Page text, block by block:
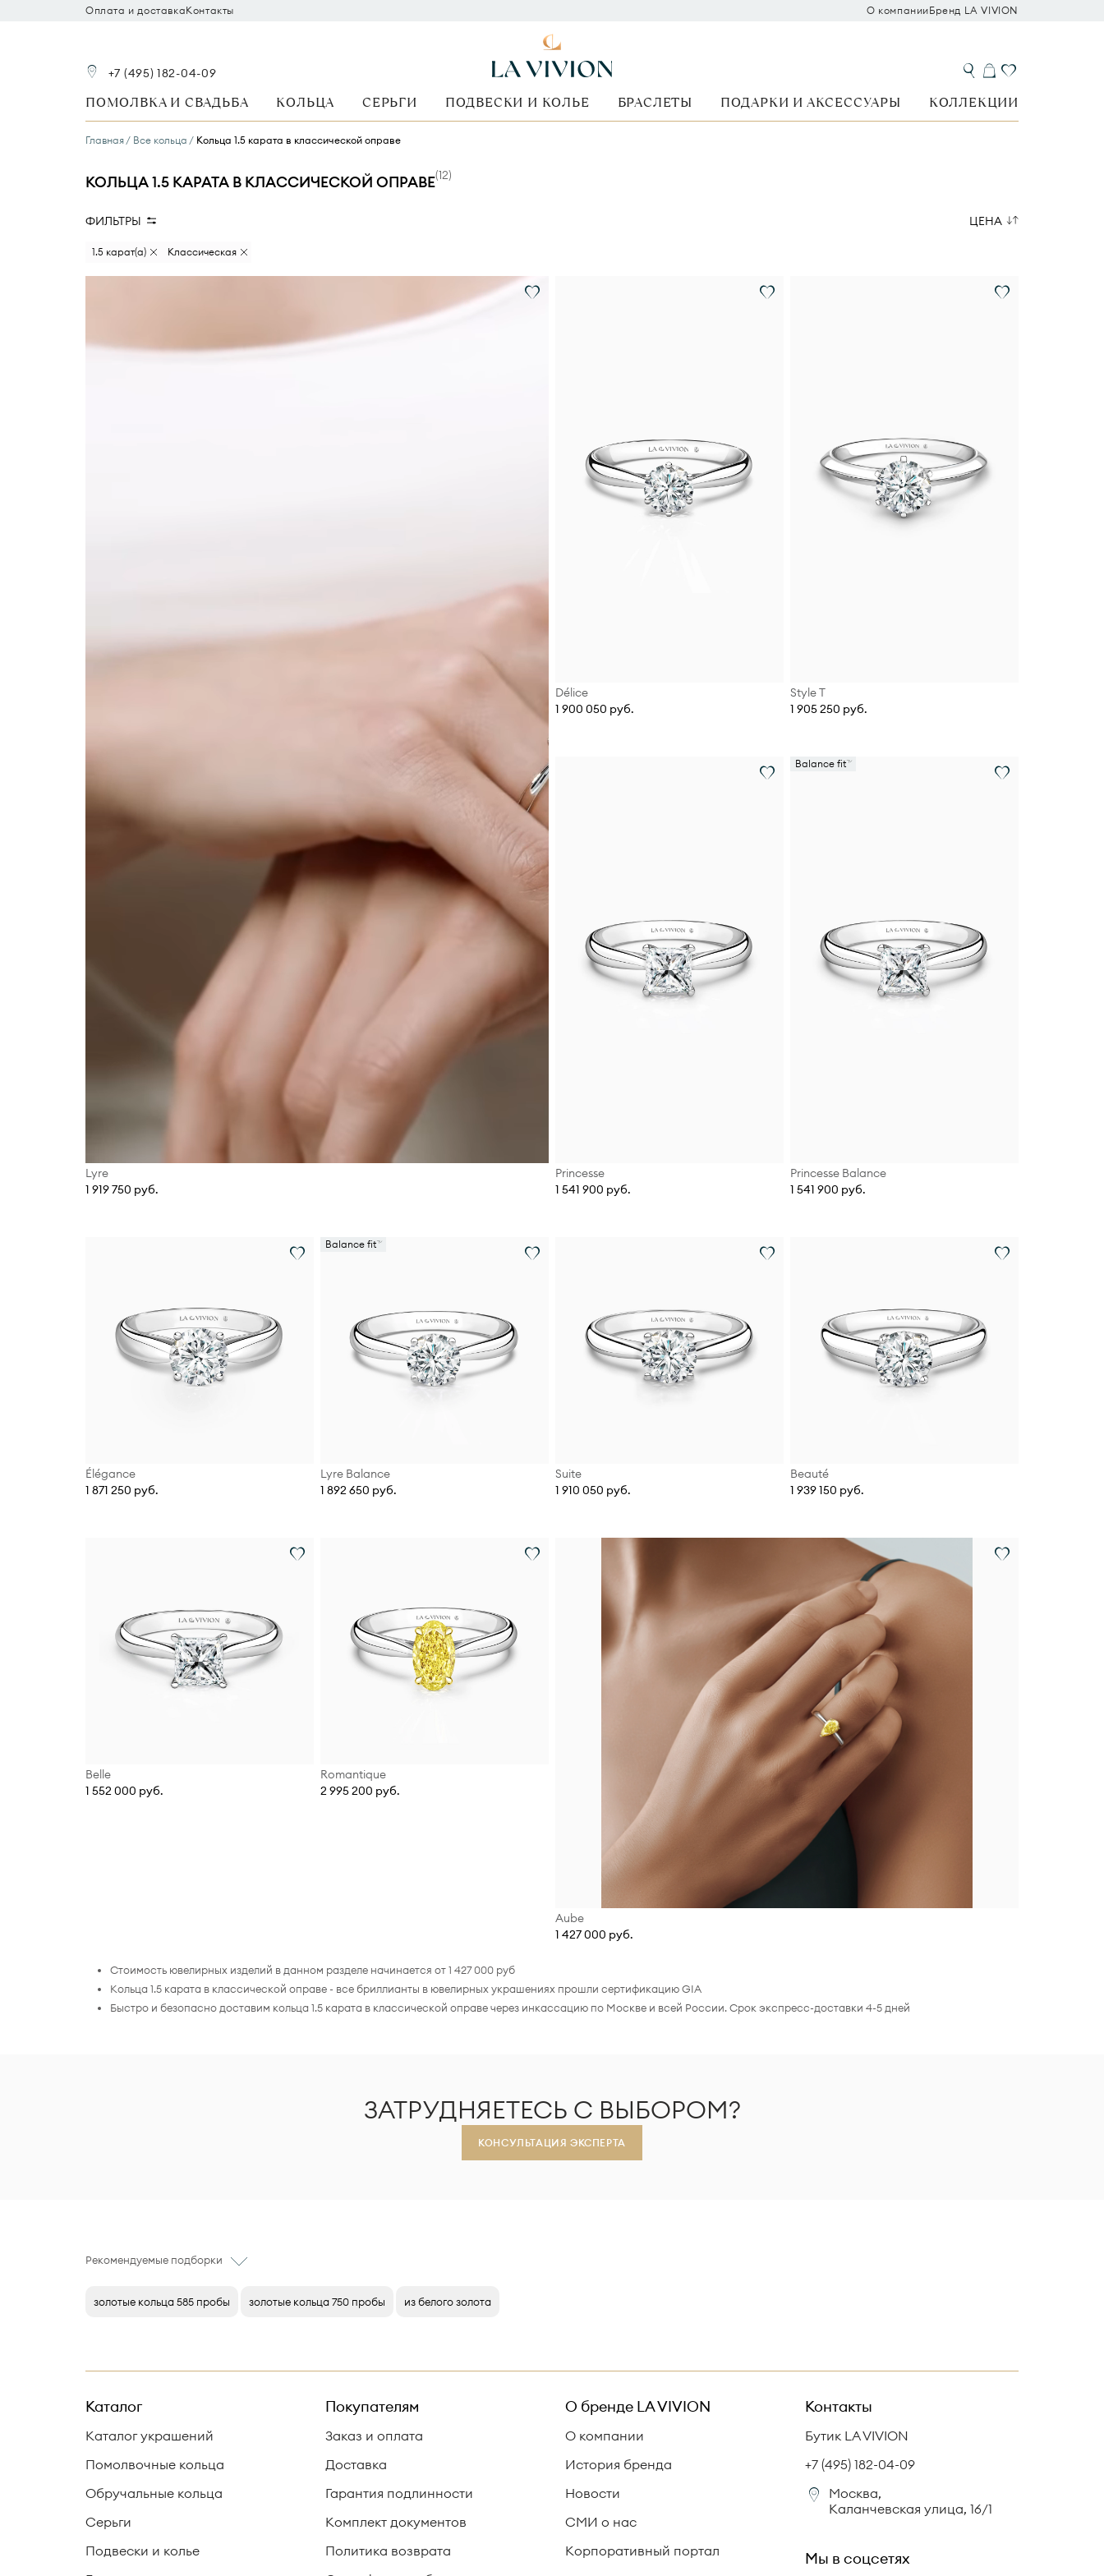
Оплата и доставкаКонтакты О компанииБренд LA VIVION
+7 (495) 182-04-09
ПОМОЛВКА И СВАДЬБА КОЛЬЦА СЕРЬГИ ПОДВЕСКИ И КОЛЬЕ БРАСЛЕТЫ ПОДАРКИ И АКСЕССУАРЫ КОЛЛЕКЦИИ
Главная Все кольца Кольца 1.5 карата в классической оправе
КОЛЬЦА 1.5 КАРАТА В КЛАССИЧЕСКОЙ ОПРАВЕ(12)
ФИЛЬТРЫ
1.5 карат(а) Классическая
ЦЕНА
Lyre
1 919 750 руб.
Délice
1 900 050 руб.
Style T
1 905 250 руб.
Princesse
1 541 900 руб.
Balance fit
Princesse Balance
1 541 900 руб.
Élégance
1 871 250 руб.
Balance fit
Lyre Balance
1 892 650 руб.
Suite
1 910 050 руб.
Beauté
1 939 150 руб.
Belle
1 552 000 руб.
Romantique
2 995 200 руб.
Aube
1 427 000 руб.
Стоимость ювелирных изделий в данном разделе начинается от 1 427 000 руб
Кольца 1.5 карата в классической оправе - все бриллианты в ювелирных украшениях прошли сертификацию GIA
Быстро и безопасно доставим кольца 1.5 карата в классической оправе через инкассацию по Москве и всей России. Срок экспресс-доставки 4-5 дней
ЗАТРУДНЯЕТЕСЬ С ВЫБОРОМ?
КОНСУЛЬТАЦИЯ ЭКСПЕРТА
Рекомендуемые подборки
золотые кольца 585 пробы золотые кольца 750 пробы из белого золота
Каталог
Каталог украшений
Помолвочные кольца
Обручальные кольца
Серьги
Подвески и колье
Покупателям
Заказ и оплата
Доставка
Гарантия подлинности
Комплект документов
Политика возврата
О бренде LA VIVION
О компании
История бренда
Новости
СМИ о нас
Корпоративный портал
Контакты
Бутик LA VIVION
+7 (495) 182-04-09
Москва,
Каланчевская улица, 16/1
Мы в соцсетях